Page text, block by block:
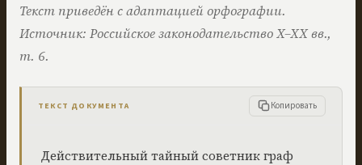
Текст приведён с адаптацией орфографии.
Источник: Российское законодательство X–XX вв.,
т. 6.
ТЕКСТ ДОКУМЕНТА Копировать
Действительный тайный советник граф